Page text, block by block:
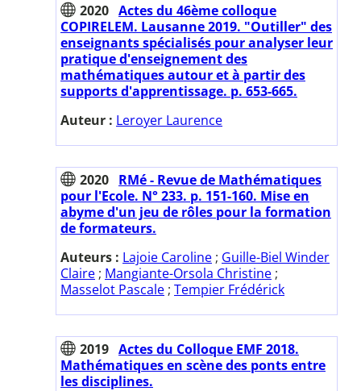
2020 Actes du 46ème colloque
COPIRELEM. Lausanne 2019. "Outiller" des
enseignants spécialisés pour analyser leur
pratique d'enseignement des
mathématiques autour et à partir des
supports d'apprentissage. p. 653-665.
Auteur : Leroyer Laurence
2020 RMé - Revue de Mathématiques
pour l'Ecole. N° 233. p. 151-160. Mise en
abyme d'un jeu de rôles pour la formation
de formateurs.
Auteurs : Lajoie Caroline ; Guille-Biel Winder
Claire ; Mangiante-Orsola Christine ;
Masselot Pascale ; Tempier Frédérick
2019 Actes du Colloque EMF 2018.
Mathématiques en scène des ponts entre
les disciplines.